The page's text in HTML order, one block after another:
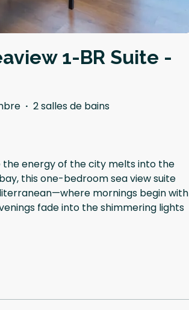
1-BR Suite -
· 2 salles de bains
the energy of the city melts into the
this one-bedroom sea view suite
mornings begin with
fade into the shimmering lights